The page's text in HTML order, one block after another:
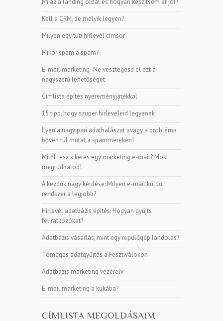
Kell a CRM, de melyik legyen?
Milyen egy tuti hírlevél címsor
Mikor spam a spam?
E-mail marketing- Ne vesztegesd el ezt a
nagyszerű lehetőséget
Címlista építés nyereményjátékkal
15 tipp, hogy szuper hírleveleid legyenek
Ilyen a nagyipari adathalászat avagy a probléma
bőven túl mutat a spammereken!
Mitől lesz sikeres egy marketing e-mail? Most
megtudhatod!
A kezdők nagy kérdése: Milyen e-mail küldő
rendszer a legjobb?
Hírlevél adatbázis építés: Hogyan gyűjts
feliratkozókat?
Adatbázis vásárlás, mint egy repülőgép landolás?
Tömeges adatgyűjtés a Fesztiválokon
Adatbázis marketing vezérelv
E-mail marketing a kukába?
CÍMLISTA MEGOLDÁSAIM